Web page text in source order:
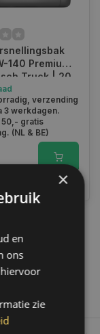
140 Premium
Truck | 20
verzending
3 werkdagen.
50,- gratis
(NL & BE)
×
en
ons
zie